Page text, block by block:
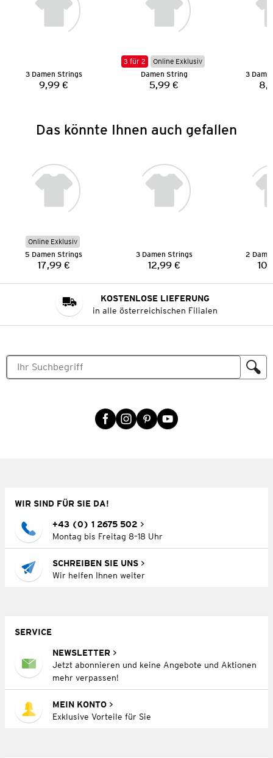
3 Damen Strings
Preis:
9,99 €
3 für 2
Online Exklusiv
Damen String
Preis:
5,99 €
3
Das könnte Ihnen auch gefallen
Online Exklusiv
5 Damen Strings
Preis:
17,99 €
3 Damen Strings
Preis:
12,99 €
2
KOSTENLOSE LIEFERUNG
in alle österreichischen Filialen
WIR SIND FÜR SIE DA!
+43 (0) 1 2675 502
Montag bis Freitag 8–18 Uhr
SCHREIBEN SIE UNS
Wir helfen Ihnen weiter
SERVICE
NEWSLETTER
Jetzt abonnieren und keine Angebote und Aktionen
mehr verpassen!
MEIN KONTO
Exklusive Vorteile für Sie